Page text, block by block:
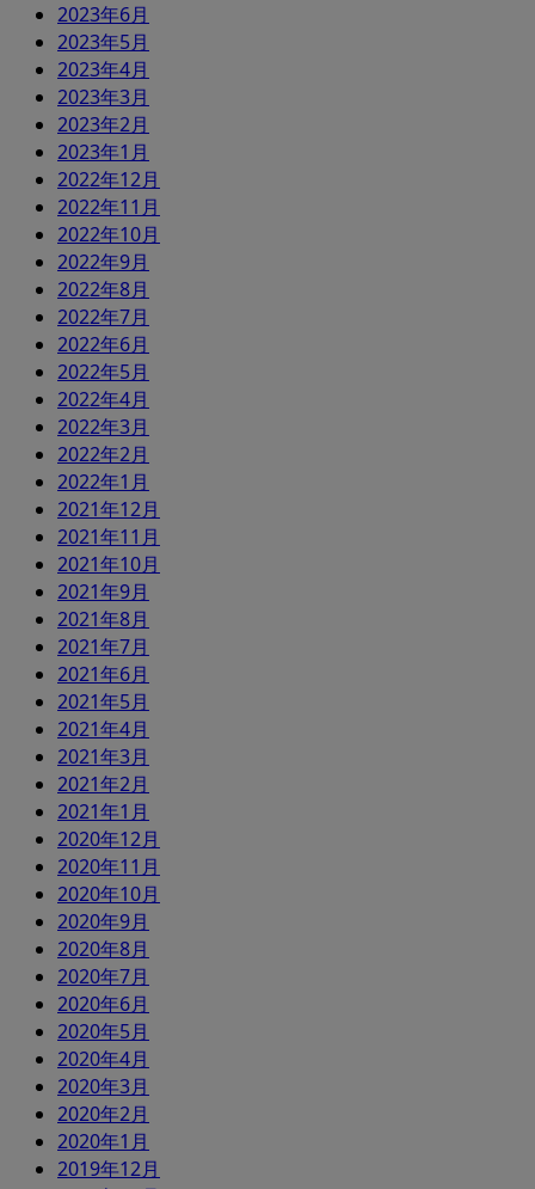
2023年6月
2023年5月
2023年4月
2023年3月
2023年2月
2023年1月
2022年12月
2022年11月
2022年10月
2022年9月
2022年8月
2022年7月
2022年6月
2022年5月
2022年4月
2022年3月
2022年2月
2022年1月
2021年12月
2021年11月
2021年10月
2021年9月
2021年8月
2021年7月
2021年6月
2021年5月
2021年4月
2021年3月
2021年2月
2021年1月
2020年12月
2020年11月
2020年10月
2020年9月
2020年8月
2020年7月
2020年6月
2020年5月
2020年4月
2020年3月
2020年2月
2020年1月
2019年12月